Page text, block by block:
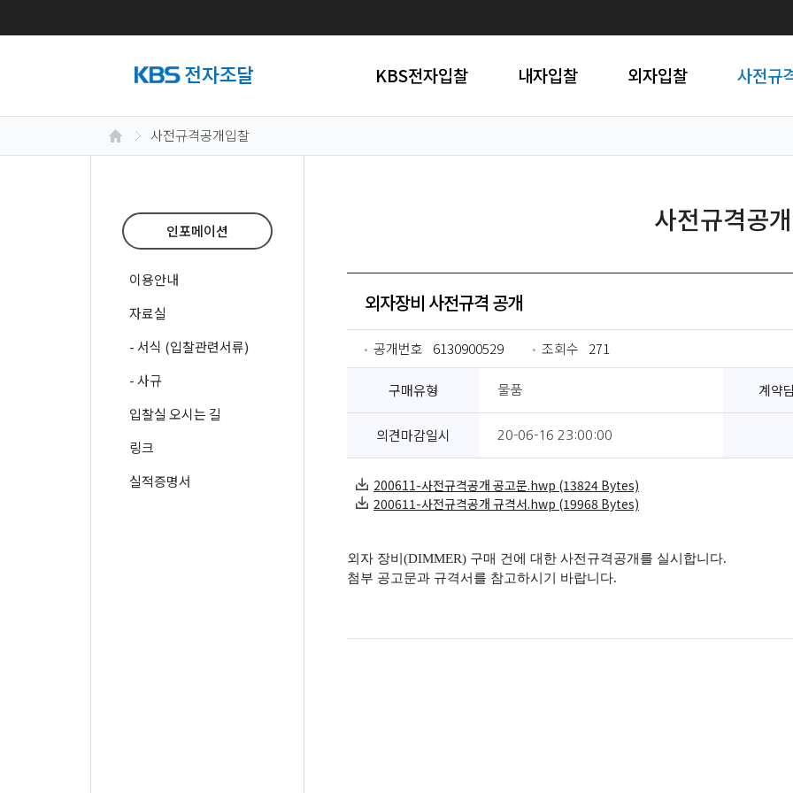
KBS전자입찰 내자입찰 외자입찰 사전규
사전규격공개입찰
인포메이션
이용안내
자료실
- 서식 (입찰관련서류)
- 사규
입찰실 오시는 길
링크
실적증명서
사전규격공개
외자장비 사전규격 공개
공개번호 6130900529 조회수 271
구매유형 물품 계약
의견마감일시 20-06-16 23:00:00
200611-사전규격공개 공고문.hwp (13824 Bytes)
200611-사전규격공개 규격서.hwp (19968 Bytes)
외자 장비(DIMMER) 구매 건에 대한 사전규격공개를 실시합니다.
첨부 공고문과 규격서를 참고하시기 바랍니다.